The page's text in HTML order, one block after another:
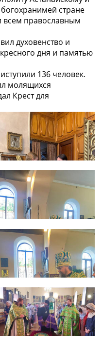
стране
всем православным
духовенство и
дня и памятью
136 человек.
молящихся
Крест для